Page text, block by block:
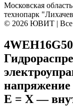
Московская
технопарк
© 2026 ЮВИТ | Все
E = X —